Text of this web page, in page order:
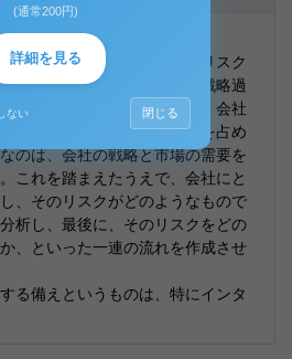
て
存在と、それに付きまとうリスク
い環境にあります。企業の戦略過
小さなものにするためには、会社
能させることが大きな要素を占め
のは、会社の戦略と市場の需要を
これを踏まえたうえで、会社にと
、そのリスクがどのようなもので
析し、最後に、そのリスクをどの
、といった一連の流れを作成させ
る備えというものは、特にインタ
(通常200円)
詳細を見る
ない 閉じる